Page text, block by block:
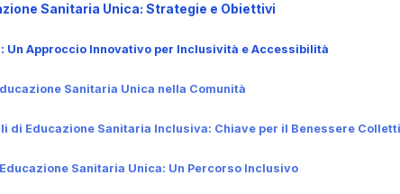
Sanitaria Unica: Strategie e Obiettivi
Un Approccio Innovativo per Inclusività e Accessibilità
Sanitaria Unica nella Comunità
di Educazione Sanitaria Inclusiva: Chiave per il Benessere
Sanitaria Unica: Un Percorso Inclusivo